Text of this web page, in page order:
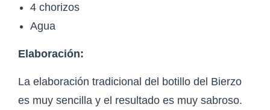
4 chorizos
Agua
Elaboración:
La elaboración tradicional del botillo del Bierzo
es muy sencilla y el resultado es muy sabroso.